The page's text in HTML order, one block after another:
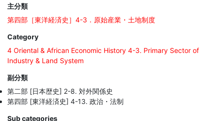
主分類
第四部［東洋経済史］4-3．原始産業・土地制度
Category
4 Oriental & African Economic History 4-3. Primary Sector of
Industry & Land System
副分類
第二部 [日本歴史] 2-8. 対外関係史
第四部 [東洋経済史] 4-13. 政治・法制
Sub categories